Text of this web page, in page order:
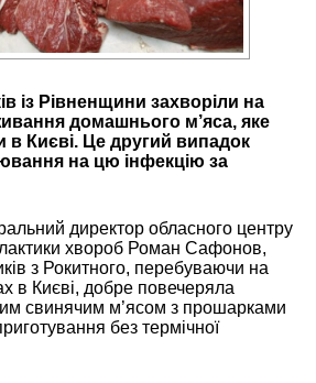
із Рівненщини захворіли на
домашнього м’яса, яке
в Києві. Це другий випадок
на цю інфекцію за
директор обласного центру
хвороб Роман Сафонов,
з Рокитного, перебуваючи на
в Києві, добре повечеряла
свинячим м’ясом з прошарками
без термічної